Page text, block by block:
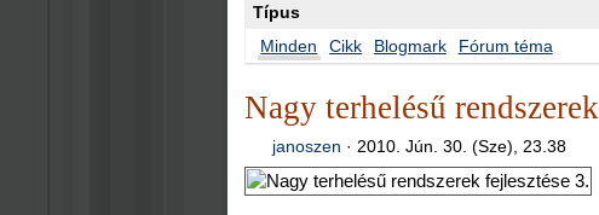
Típus
Minden
Cikk Blogmark Fórum téma
Nagy terhelésű
janoszen ·2010. Jún. 30. (Sze), 23.38